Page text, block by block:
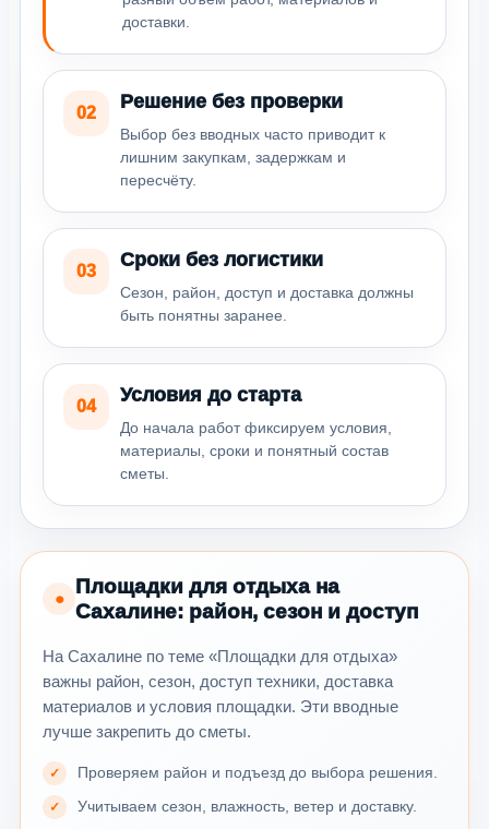
доставки.
02
Решение без проверки
Выбор без вводных часто приводит к
лишним закупкам, задержкам и
пересчёту.
03
Сроки без логистики
Сезон, район, доступ и доставка должны
быть понятны заранее.
04
Условия до старта
До начала работ фиксируем условия,
материалы, сроки и понятный состав
сметы.
●
Площадки для отдыха на
Сахалине: район, сезон и доступ
На Сахалине по теме «Площадки для отдыха»
важны район, сезон, доступ техники, доставка
материалов и условия площадки. Эти вводные
лучше закрепить до сметы.
Проверяем район и подъезд до выбора решения.
Учитываем сезон, влажность, ветер и доставку.